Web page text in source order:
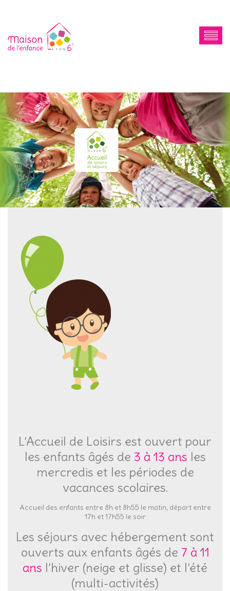
L’Accueil de Loisirs est ouvert pour
les enfants âgés de 3 à 13 ans les
mercredis et les périodes de
vacances scolaires.
Accueil des enfants entre 8h et 8h55 le matin, départ entre
17h et 17h55 le soir
Les séjours avec hébergement sont
ouverts aux enfants âgés de 7 à 11
ans l’hiver (neige et glisse) et l’été
(multi-activités)